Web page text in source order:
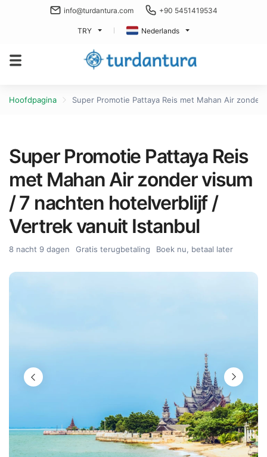
info@turdantura.com +90 5451419534
TRY Nederlands
Hoofdpagina Super Promotie Pattaya Reis met Mahan Air
Super Promotie Pattaya Reis
met Mahan Air zonder visum
/ 7 nachten hotelverblijf /
Vertrek vanuit Istanbul
8 nacht 9 dagen Gratis terugbetaling Boek nu, betaal later